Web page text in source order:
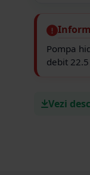
Pompa
debit
Vezi